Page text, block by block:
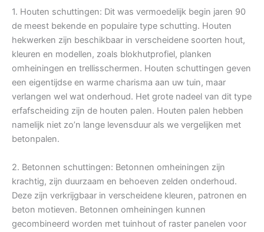
1. Houten schuttingen: Dit was vermoedelijk begin jaren 90
de meest bekende en populaire type schutting. Houten
hekwerken zijn beschikbaar in verscheidene soorten hout,
kleuren en modellen, zoals blokhutprofiel, planken
omheiningen en trellisschermen. Houten schuttingen geven
een eigentijdse en warme charisma aan uw tuin, maar
verlangen wel wat onderhoud. Het grote nadeel van dit type
erfafscheiding zijn de houten palen. Houten palen hebben
namelijk niet zo’n lange levensduur als we vergelijken met
betonpalen.
2. Betonnen schuttingen: Betonnen omheiningen zijn
krachtig, zijn duurzaam en behoeven zelden onderhoud.
Deze zijn verkrijgbaar in verscheidene kleuren, patronen en
beton motieven. Betonnen omheiningen kunnen
gecombineerd worden met tuinhout of raster panelen voor